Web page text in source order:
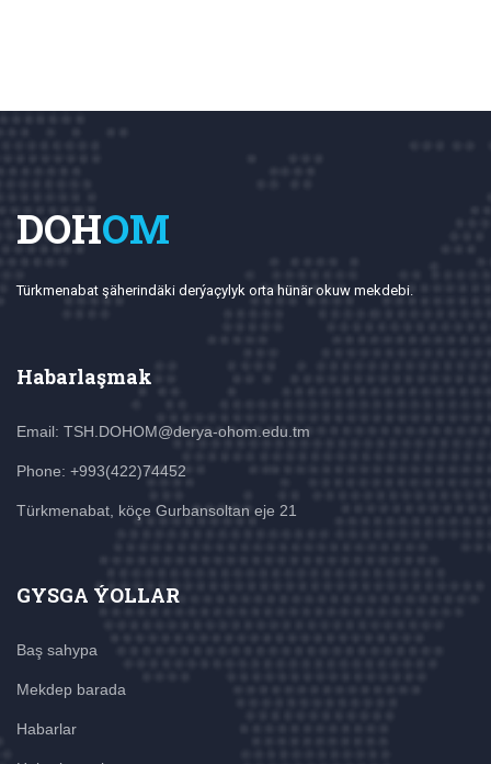
DOHOM
Türkmenabat şäherindäki derýaçylyk orta hünär okuw mekdebi.
Habarlaşmak
Email: TSH.DOHOM@derya-ohom.edu.tm
Phone: +993(422)74452
Türkmenabat, köçe Gurbansoltan eje 21
GYSGA ÝOLLAR
Baş sahypa
Mekdep barada
Habarlar